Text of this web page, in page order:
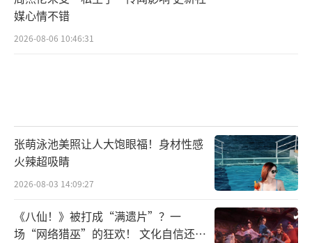
媒心情不错
2026-08-06 10:46:31
张萌泳池美照让人大饱眼福！身材性感
火辣超吸睛
2026-08-03 14:09:27
《八仙！》被打成“满遗片”？一
场“网络猎巫”的狂欢！ 文化自信还是